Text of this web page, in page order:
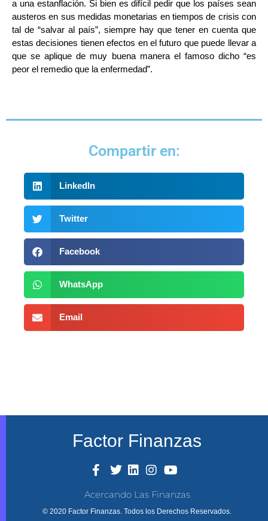
a una estanflación. Si bien es difícil pedir que los países sean
austeros en sus medidas monetarias en tiempos de crisis con
tal de “salvar al país”, siempre hay que tener en cuenta que
estas decisiones tienen efectos en el futuro que puede llevar a
que se aplique de muy buena manera el famoso dicho “es
peor el remedio que la enfermedad”.
Compartir en:
LinkedIn
Twitter
Facebook
WhatsApp
Email
Factor Finanzas
Acercando Las Finanzas
© 2020 Factor Finanzas. Todos los Derechos Reservados.